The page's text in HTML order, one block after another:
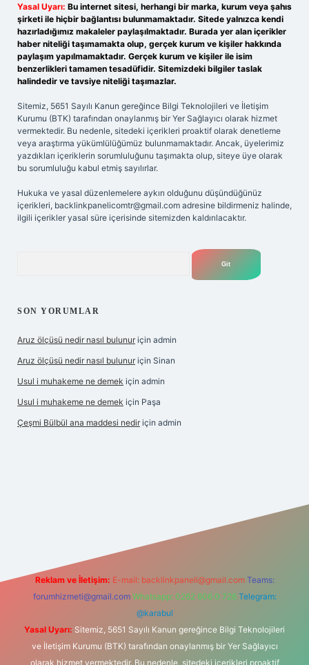
Yasal Uyarı: Bu internet sitesi, herhangi bir marka, kurum veya şahıs
şirketi ile hiçbir bağlantısı bulunmamaktadır. Sitede yalnızca kendi
hazırladığımız makaleler paylaşılmaktadır. Burada yer alan içerikler
haber niteliği taşımamakta olup, gerçek kurum ve kişiler hakkında
paylaşım yapılmamaktadır. Gerçek kurum ve kişiler ile isim
benzerlikleri tamamen tesadüfidir. Sitemizdeki bilgiler taslak
halindedir ve tavsiye niteliği taşımazlar.
Sitemiz, 5651 Sayılı Kanun gereğince Bilgi Teknolojileri ve İletişim
Kurumu (BTK) tarafından onaylanmış bir Yer Sağlayıcı olarak hizmet
vermektedir. Bu nedenle, sitedeki içerikleri proaktif olarak denetleme
veya araştırma yükümlülüğümüz bulunmamaktadır. Ancak, üyelerimiz
yazdıkları içeriklerin sorumluluğunu taşımakta olup, siteye üye olarak
bu sorumluluğu kabul etmiş sayılırlar.
Hukuka ve yasal düzenlemelere aykırı olduğunu düşündüğünüz
içerikleri, backlinkpanelicomtr@gmail.com adresine bildirmeniz halinde,
ilgili içerikler yasal süre içerisinde sitemizden kaldırılacaktır.
SON YORUMLAR
Aruz ölçüsü nedir nasıl bulunur için admin
Aruz ölçüsü nedir nasıl bulunur için Sinan
Usul i muhakeme ne demek için admin
Usul i muhakeme ne demek için Paşa
Çeşmi Bülbül ana maddesi nedir için admin
Reklam ve İletişim: E-mail: backlinkpaneli@gmail.com Teams:
forumhizmeti@gmail.com Whatsapp: 0262 606 0 726 Telegram:
@karabul
Yasal Uyarı: Sitemiz, 5651 Sayılı Kanun gereğince Bilgi Teknolojileri
ve İletişim Kurumu (BTK) tarafından onaylanmış bir Yer Sağlayıcı
olarak hizmet vermektedir. Bu nedenle, sitedeki içerikleri proaktif